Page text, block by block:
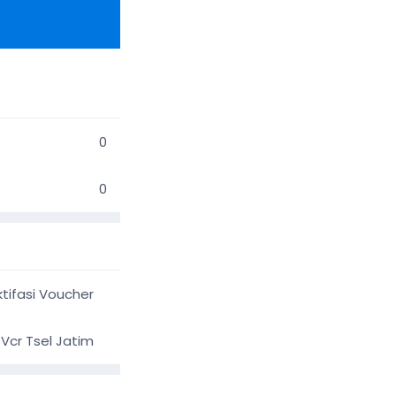
0
0
Voucher
Tsel Jatim